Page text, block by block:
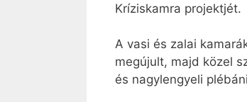
Kríziskamra projektjét.
A vasi és zalai
megújult, majd közel
és nagylengyeli